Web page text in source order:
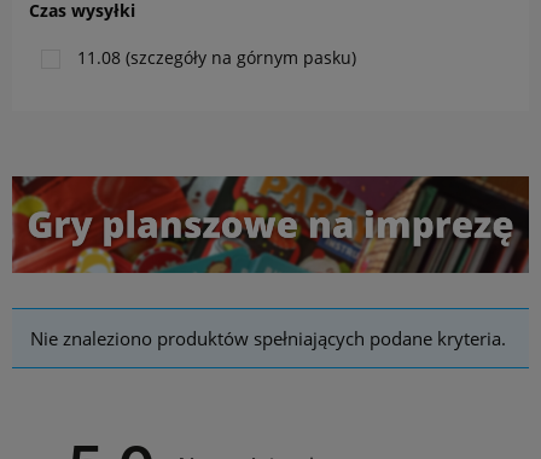
Czas wysyłki
11.08 (szczegóły na górnym pasku)
Nie znaleziono produktów spełniających podane kryteria.